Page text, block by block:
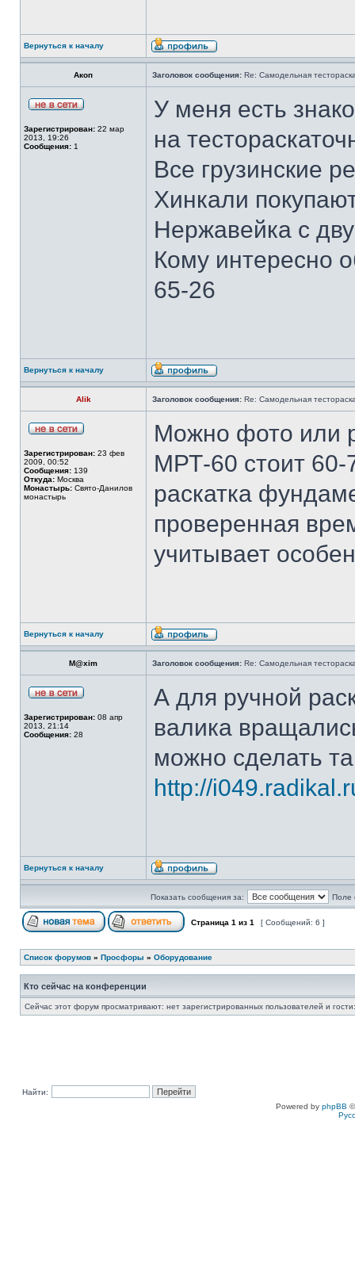
Вернуться к началу
Акоп Заголовок сообщения: Re: Самодельная
Зарегистрирован: 22 мар
2013, 19:26
Сообщения: 1
У меня есть
на
Все грузинские
Хинкали
Нержавейка с
Кому интересно
65-26
Вернуться к началу
Alik Заголовок сообщения: Re: Самодельная
Зарегистрирован: 23 фев
2009, 00:52
Сообщения: 139
Откуда: Москва
Монастырь: Свято-Данилов
монастырь
Можно фото или
МРТ-60 стоит 60-
раскатка
проверенная
учитывает
Вернуться к началу
M@xim Заголовок сообщения: Re: Самодельная
Зарегистрирован: 08 апр
2013, 21:14
Сообщения: 28
А для ручной
валика
можно сделать
http://
Вернуться к началу
Показать сообщения за: Поле
Страница 1 из 1 [ Сообщений: 6 ]
Список форумов » Просфоры » Оборудование
Кто сейчас на конференции
Сейчас этот форум просматривают: нет зарегистрированных пользователей и
Найти:
Powered by phpBB